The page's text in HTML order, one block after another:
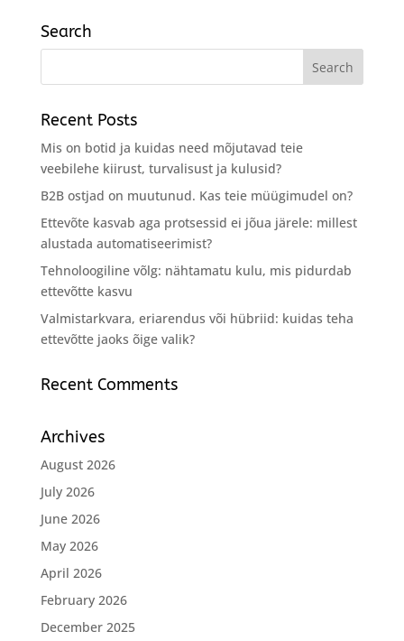
Search
Recent Posts
Mis on botid ja kuidas need mõjutavad teie
veebilehe kiirust, turvalisust ja kulusid?
B2B ostjad on muutunud. Kas teie müügimudel on?
Ettevõte kasvab aga protsessid ei jõua järele: millest
alustada automatiseerimist?
Tehnoloogiline võlg: nähtamatu kulu, mis pidurdab
ettevõtte kasvu
Valmistarkvara, eriarendus või hübriid: kuidas teha
ettevõtte jaoks õige valik?
Recent Comments
Archives
August 2026
July 2026
June 2026
May 2026
April 2026
February 2026
December 2025